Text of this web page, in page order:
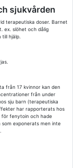
sjukvården
terapeutiska doser. Barnet
ex. slöhet och dålig
till hjälp.
från 17 kvinnor kan den
från under
sju barn (terapeutiska
har rapporterats hos
för fenytoin och hade
exponerats men inte